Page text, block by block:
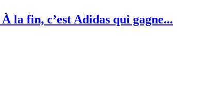
la fin, c’est Adidas qui gagne...